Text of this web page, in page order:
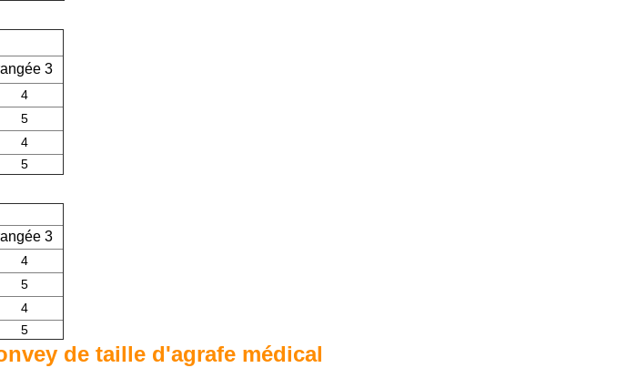
3
4
5
4
5
3
4
5
4
5
de taille d'agrafe médical